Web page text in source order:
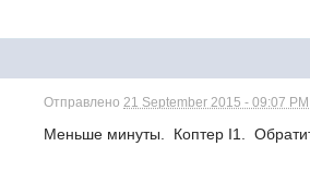
Отправлено21 September 2015 - 09:07 PM
Меньше минуты. Коптер I1.